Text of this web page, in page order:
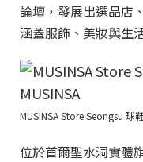
論壇，發展出選品店
涵蓋服飾、美妝與生
MUSINSA Store Seongsu 球
位於首爾聖水洞實體